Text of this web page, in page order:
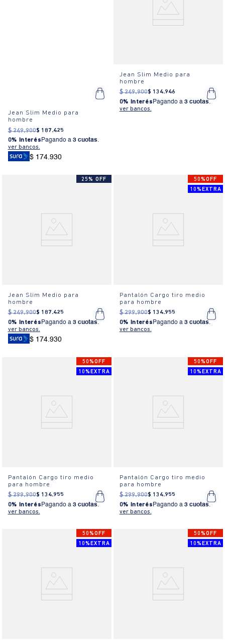
Jean Slim Medio para
hombre
$ 249.900$ 187.425
0% InterésPagando a 3 cuotas.
ver bancos.
$ 174.930
Jean Slim Medio para
hombre
$ 249.900$ 134.946
0% Interés Pagando a 3 cuotas.
ver bancos.
25% OFF
Jean Slim Medio para
hombre
$ 249.900$ 187.425
0% Interés Pagando a 3 cuotas.
ver bancos.
$ 174.930
50%OFF
10%EXTRA
Pantalón Cargo tiro medio
para hombre
$ 299.900$ 134.955
0% Interés Pagando a 3 cuotas.
ver bancos.
50%OFF
10%EXTRA
Pantalón Cargo tiro medio
para hombre
$ 299.900$ 134.955
0% Interés Pagando a 3 cuotas.
ver bancos.
50%OFF
10%EXTRA
Pantalón Cargo tiro medio
para hombre
$ 299.900$ 134.955
0% Interés Pagando a 3 cuotas.
ver bancos.
50%OFF
10%EXTRA
50%OFF
10%EXTRA